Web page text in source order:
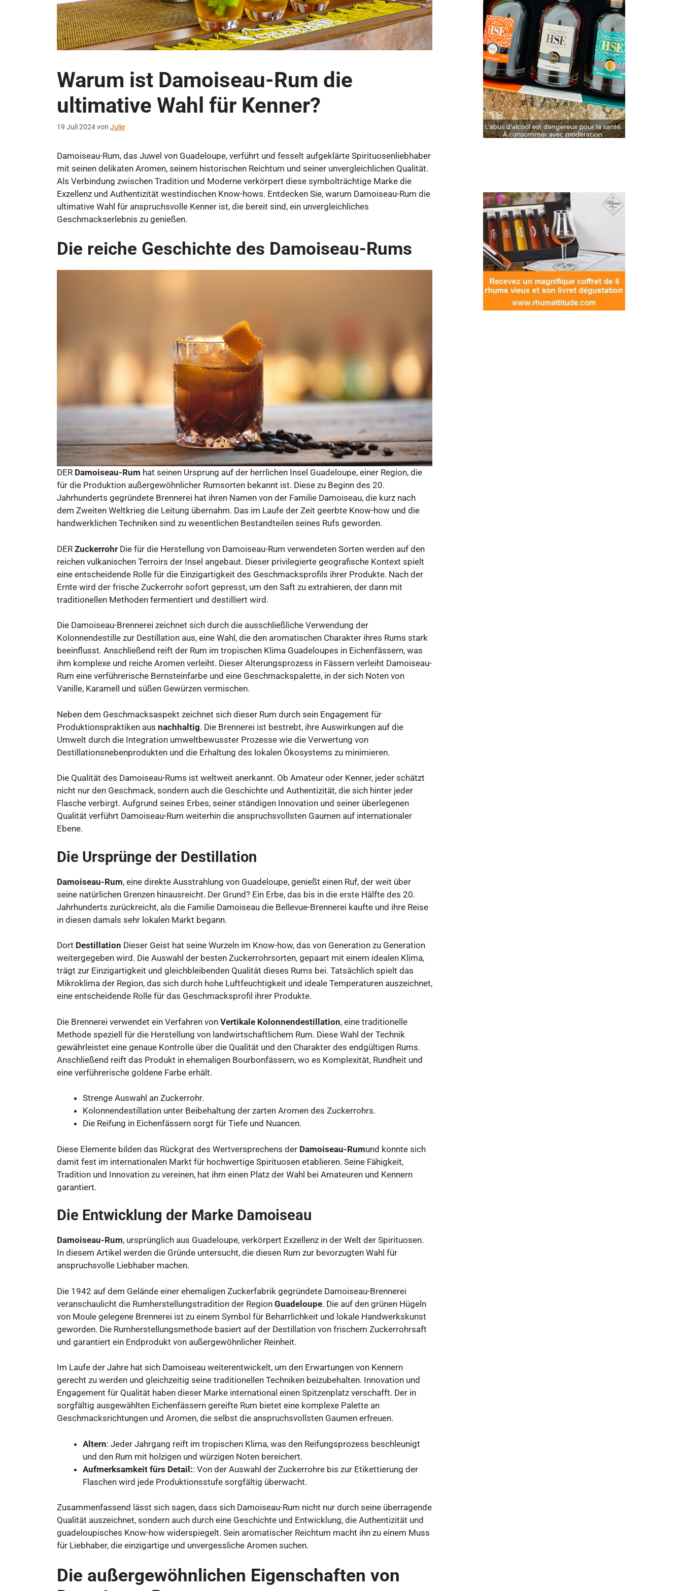
Warum ist Damoiseau-Rum die
ultimative Wahl für Kenner?
19 Juli 2024von Julie
Damoiseau-Rum, das Juwel von Guadeloupe, verführt und fesselt aufgeklärte Spirituosenliebhaber
mit seinen delikaten Aromen, seinem historischen Reichtum und seiner unvergleichlichen Qualität.
Als Verbindung zwischen Tradition und Moderne verkörpert diese symbolträchtige Marke die
Exzellenz und Authentizität westindischen Know-hows. Entdecken Sie, warum Damoiseau-Rum die
ultimative Wahl für anspruchsvolle Kenner ist, die bereit sind, ein unvergleichliches
Geschmackserlebnis zu genießen.
Die reiche Geschichte des Damoiseau-Rums
DER Damoiseau-Rum hat seinen Ursprung auf der herrlichen Insel Guadeloupe, einer Region, die
für die Produktion außergewöhnlicher Rumsorten bekannt ist. Diese zu Beginn des 20.
Jahrhunderts gegründete Brennerei hat ihren Namen von der Familie Damoiseau, die kurz nach
dem Zweiten Weltkrieg die Leitung übernahm. Das im Laufe der Zeit geerbte Know-how und die
handwerklichen Techniken sind zu wesentlichen Bestandteilen seines Rufs geworden.
DER Zuckerrohr Die für die Herstellung von Damoiseau-Rum verwendeten Sorten werden auf den
reichen vulkanischen Terroirs der Insel angebaut. Dieser privilegierte geografische Kontext spielt
eine entscheidende Rolle für die Einzigartigkeit des Geschmacksprofils ihrer Produkte. Nach der
Ernte wird der frische Zuckerrohr sofort gepresst, um den Saft zu extrahieren, der dann mit
traditionellen Methoden fermentiert und destilliert wird.
Die Damoiseau-Brennerei zeichnet sich durch die ausschließliche Verwendung der
Kolonnendestille zur Destillation aus, eine Wahl, die den aromatischen Charakter ihres Rums stark
beeinflusst. Anschließend reift der Rum im tropischen Klima Guadeloupes in Eichenfässern, was
ihm komplexe und reiche Aromen verleiht. Dieser Alterungsprozess in Fässern verleiht Damoiseau-
Rum eine verführerische Bernsteinfarbe und eine Geschmackspalette, in der sich Noten von
Vanille, Karamell und süßen Gewürzen vermischen.
Neben dem Geschmacksaspekt zeichnet sich dieser Rum durch sein Engagement für
Produktionspraktiken aus nachhaltig. Die Brennerei ist bestrebt, ihre Auswirkungen auf die
Umwelt durch die Integration umweltbewusster Prozesse wie die Verwertung von
Destillationsnebenprodukten und die Erhaltung des lokalen Ökosystems zu minimieren.
Die Qualität des Damoiseau-Rums ist weltweit anerkannt. Ob Amateur oder Kenner, jeder schätzt
nicht nur den Geschmack, sondern auch die Geschichte und Authentizität, die sich hinter jeder
Flasche verbirgt. Aufgrund seines Erbes, seiner ständigen Innovation und seiner überlegenen
Qualität verführt Damoiseau-Rum weiterhin die anspruchsvollsten Gaumen auf internationaler
Ebene.
Die Ursprünge der Destillation
Damoiseau-Rum, eine direkte Ausstrahlung von Guadeloupe, genießt einen Ruf, der weit über
seine natürlichen Grenzen hinausreicht. Der Grund? Ein Erbe, das bis in die erste Hälfte des 20.
Jahrhunderts zurückreicht, als die Familie Damoiseau die Bellevue-Brennerei kaufte und ihre Reise
in diesen damals sehr lokalen Markt begann.
Dort Destillation Dieser Geist hat seine Wurzeln im Know-how, das von Generation zu Generation
weitergegeben wird. Die Auswahl der besten Zuckerrohrsorten, gepaart mit einem idealen Klima,
trägt zur Einzigartigkeit und gleichbleibenden Qualität dieses Rums bei. Tatsächlich spielt das
Mikroklima der Region, das sich durch hohe Luftfeuchtigkeit und ideale Temperaturen auszeichnet,
eine entscheidende Rolle für das Geschmacksprofil ihrer Produkte.
Die Brennerei verwendet ein Verfahren von Vertikale Kolonnendestillation, eine traditionelle
Methode speziell für die Herstellung von landwirtschaftlichem Rum. Diese Wahl der Technik
gewährleistet eine genaue Kontrolle über die Qualität und den Charakter des endgültigen Rums.
Anschließend reift das Produkt in ehemaligen Bourbonfässern, wo es Komplexität, Rundheit und
eine verführerische goldene Farbe erhält.
Strenge Auswahl an Zuckerrohr.
Kolonnendestillation unter Beibehaltung der zarten Aromen des Zuckerrohrs.
Die Reifung in Eichenfässern sorgt für Tiefe und Nuancen.
Diese Elemente bilden das Rückgrat des Wertversprechens der Damoiseau-Rumund konnte sich
damit fest im internationalen Markt für hochwertige Spirituosen etablieren. Seine Fähigkeit,
Tradition und Innovation zu vereinen, hat ihm einen Platz der Wahl bei Amateuren und Kennern
garantiert.
Die Entwicklung der Marke Damoiseau
Damoiseau-Rum, ursprünglich aus Guadeloupe, verkörpert Exzellenz in der Welt der Spirituosen.
In diesem Artikel werden die Gründe untersucht, die diesen Rum zur bevorzugten Wahl für
anspruchsvolle Liebhaber machen.
Die 1942 auf dem Gelände einer ehemaligen Zuckerfabrik gegründete Damoiseau-Brennerei
veranschaulicht die Rumherstellungstradition der Region Guadeloupe. Die auf den grünen Hügeln
von Moule gelegene Brennerei ist zu einem Symbol für Beharrlichkeit und lokale Handwerkskunst
geworden. Die Rumherstellungsmethode basiert auf der Destillation von frischem Zuckerrohrsaft
und garantiert ein Endprodukt von außergewöhnlicher Reinheit.
Im Laufe der Jahre hat sich Damoiseau weiterentwickelt, um den Erwartungen von Kennern
gerecht zu werden und gleichzeitig seine traditionellen Techniken beizubehalten. Innovation und
Engagement für Qualität haben dieser Marke international einen Spitzenplatz verschafft. Der in
sorgfältig ausgewählten Eichenfässern gereifte Rum bietet eine komplexe Palette an
Geschmacksrichtungen und Aromen, die selbst die anspruchsvollsten Gaumen erfreuen.
Altern: Jeder Jahrgang reift im tropischen Klima, was den Reifungsprozess beschleunigt
und den Rum mit holzigen und würzigen Noten bereichert.
Aufmerksamkeit fürs Detail:: Von der Auswahl der Zuckerrohre bis zur Etikettierung der
Flaschen wird jede Produktionsstufe sorgfältig überwacht.
Zusammenfassend lässt sich sagen, dass sich Damoiseau-Rum nicht nur durch seine überragende
Qualität auszeichnet, sondern auch durch eine Geschichte und Entwicklung, die Authentizität und
guadeloupisches Know-how widerspiegelt. Sein aromatischer Reichtum macht ihn zu einem Muss
für Liebhaber, die einzigartige und unvergessliche Aromen suchen.
Die außergewöhnlichen Eigenschaften von